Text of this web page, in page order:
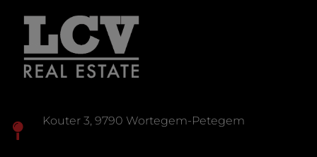
Kouter 3, 9790 Wortegem-Petegem